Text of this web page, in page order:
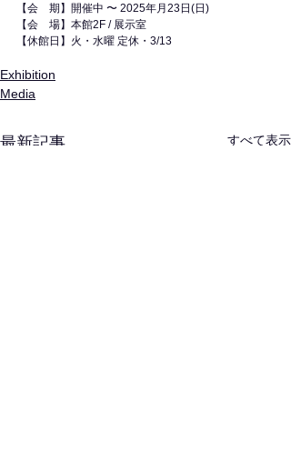
【会　期】開催中 〜 2025年月23日(日)
【会　場】本館2F / 展示室
​【休館日】火・水曜 定休・3/13
Exhibition
Media
最新記事 すべて表示